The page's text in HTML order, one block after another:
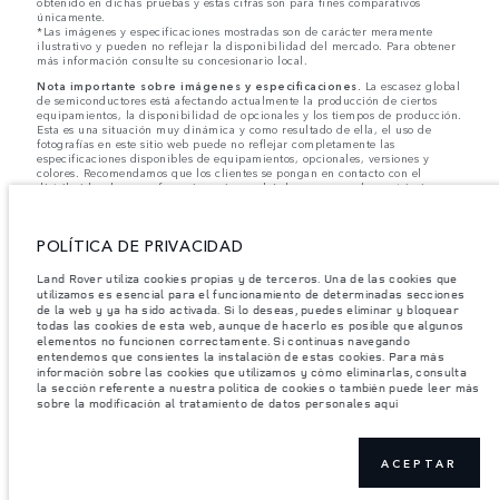
únicamente.
*Las imágenes y especificaciones mostradas son de carácter meramente
ilustrativo y pueden no reflejar la disponibilidad del mercado. Para obtener
más información consulte su concesionario local.
Nota importante sobre imágenes y especificaciones. La escasez global
de semiconductores está afectando actualmente la producción de ciertos
equipamientos, la disponibilidad de opcionales y los tiempos de producción.
Esta es una situación muy dinámica y como resultado de ella, el uso de
fotografías en este sitio web puede no reflejar completamente las
especificaciones disponibles de equipamientos, opcionales, versiones y
colores. Recomendamos que los clientes se pongan en contacto con el
distribuidor de su preferencia, quien podrá dar a conocer las restricciones
Jaguar Land Rover Limited busca constantemente nuevas formas de mejorar
accesorios, por lo que se producen modificaciones de forma continua y sin
previo aviso. Según el modelo, algunas funciones serán opcionales o
vendrán incluidas de serie. La información, las especificaciones, los motores
y los colores que aparecen en esta página web se basan en las
especificaciones europeas. Estos pueden variar en función del mercado y
pueden ser modificados sin previo aviso. Algunos vehículos se muestran con
equipamiento opcional y accesorios originales que pueden no estar
disponibles en todos los mercados. Ponte en contacto con tu concesionario
local para consultar disponibilidad y precios.
Asegúrese de que el Peso Bruto del Vehículo y las Cargas Máximas por Eje no se
POLÍTICA DE PRIVACIDAD
Land Rover utiliza cookies propias y de terceros. Una de las cookies que
utilizamos es esencial para el funcionamiento de determinadas secciones
de la web y ya ha sido activada. Si lo deseas, puedes eliminar y bloquear
todas las cookies de esta web, aunque de hacerlo es posible que algunos
elementos no funcionen correctamente. Si continuas navegando
entendemos que consientes la instalación de estas cookies. Para más
información sobre las cookies que utilizamos y cómo eliminarlas, consulta
la sección referente a nuestra política de cookies o también puede leer más
sobre la modificación al tratamiento de datos personales aquí
ACEPTAR